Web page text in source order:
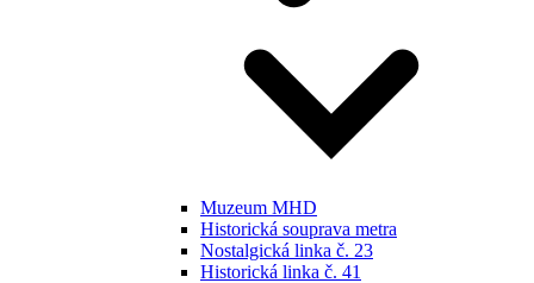
Muzeum MHD
Historická souprava metra
Nostalgická linka č. 23
Historická linka č. 41